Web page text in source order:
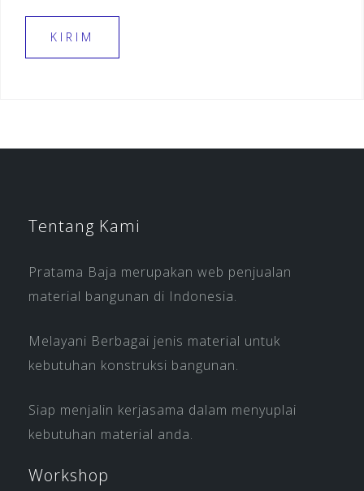
Tentang Kami
Pratama Baja merupakan web penjualan
material bangunan di Indonesia.
Melayani Berbagai jenis material untuk
kebutuhan konstruksi bangunan.
Siap menjalin kerjasama dalam menyuplai
kebutuhan material anda.
Workshop